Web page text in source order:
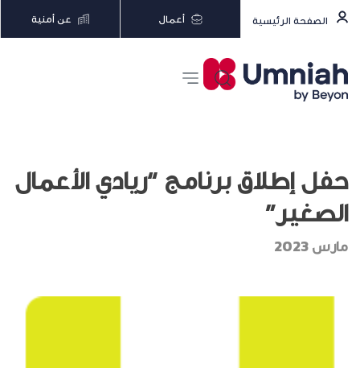
الصفحة الرئيسية أعمال عن أمنية
حفل إطلاق برنامج “ريادي الأعمال
الصغير”
مارس 2023